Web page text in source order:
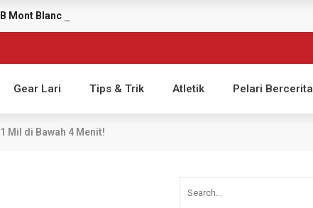
Mont Blanc 2026
Gear Lari Tips & Trik Atletik Pelari Bercerita
Mil di Bawah 4 Menit!